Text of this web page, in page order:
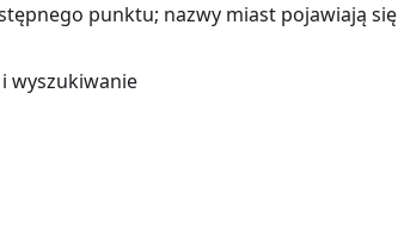
punktu; nazwy miast pojawiają się
wyszukiwanie